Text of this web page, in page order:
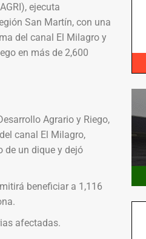
ejecuta
San Martín, con una
del canal El Milagro y
en más de 2,600
Agrario y Riego,
canal El Milagro,
de un dique y dejó
beneficiar a 1,116
afectadas.